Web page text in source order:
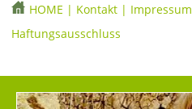
HOME | Kontakt | Impressum
Haftungsausschluss